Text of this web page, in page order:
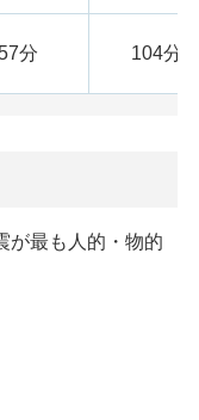
分 104分
が最も人的・物的